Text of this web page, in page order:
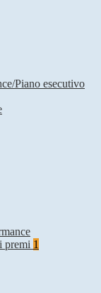
Piano esecutivo
premi 1